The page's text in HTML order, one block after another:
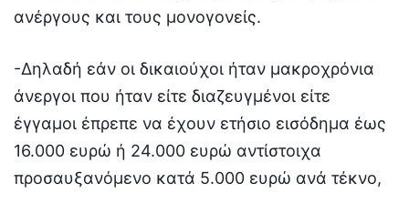
ανέργους και τους μονογονείς.
-Δηλαδή εάν οι δικαιούχοι ήταν μακροχρόνια
άνεργοι που ήταν είτε διαζευγμένοι είτε
έγγαμοι έπρεπε να έχουν ετήσιο εισόδημα έως
16.000 ευρώ ή 24.000 ευρώ αντίστοιχα
προσαυξανόμενο κατά 5.000 ευρώ ανά τέκνο,